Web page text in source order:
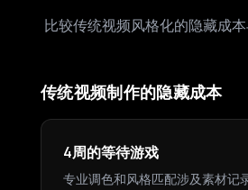
比较传统视频风格化的隐藏成本
传统视频制作的隐藏成本
4周的等待游戏
专业调色和风格匹配涉及素材记